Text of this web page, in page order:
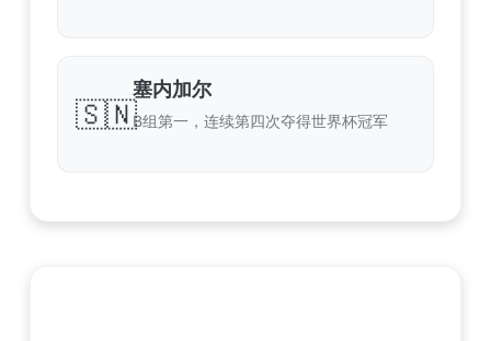
🇸🇳
塞内加尔
B组第一，连续第四次夺得世界杯冠军